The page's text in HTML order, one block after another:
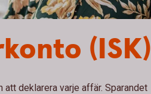
(ISK)
deklarera varje affär. Sparandet